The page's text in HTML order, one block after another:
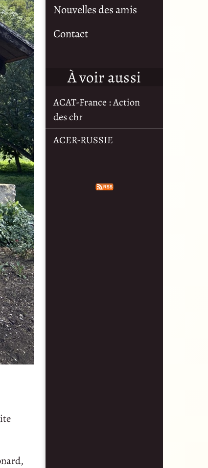
Nouvelles des amis
Contact
À voir aussi
ACAT-France : Action
des chr
ACER-RUSSIE